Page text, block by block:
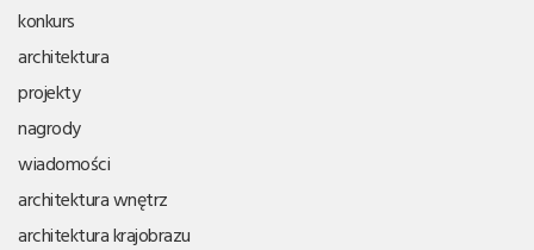
konkurs
architektura
projekty
nagrody
wiadomości
architektura wnętrz
architektura krajobrazu